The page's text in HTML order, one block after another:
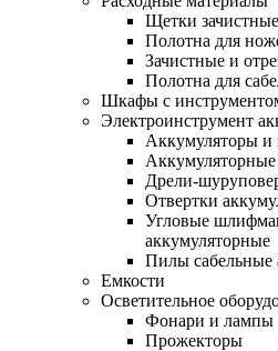
Щетки зачистные
Полотна для
Зачистные и
Полотна для
Шкафы с
Электроинструмент
Аккумуляторы и
Аккумуляторные
Дрели-
Отвертки
Угловые
аккумуляторные
Пилы сабельные
Емкости
Осветительное
Фонари и лампы
Прожекторы